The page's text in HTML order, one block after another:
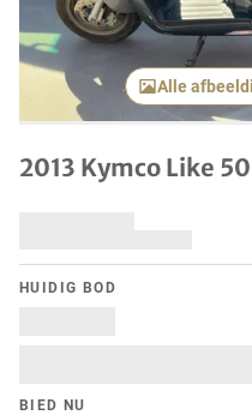
Alle
2013 Kymco Like
HUIDIG ​​BOD
BIED NU